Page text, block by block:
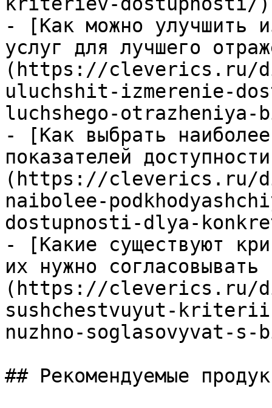
- [Как можно улучшить
услуг для лучшего
(https://cleverics.ru/
uluchshit-izmerenie-
luchshego-
- [Как выбрать
показателей
(https://cleverics.ru/
naibolee-
dostupnosti-dlya-
- [Какие существуют
их нужно
(https://cleverics.ru/
sushchestvuyut-
nuzhno-soglasovyvat-s-
## Рекомендуемые